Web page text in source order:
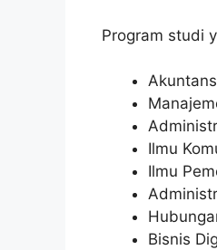
Program studi
Ilmu
Ilmu
Bisnis